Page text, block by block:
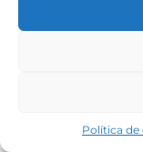
Política de